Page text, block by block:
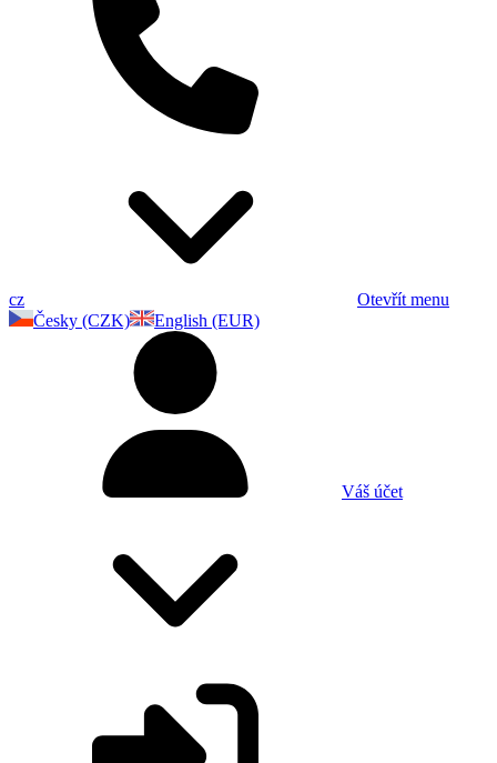
cz
Otevřít menu
Česky (CZK)
English (EUR)
Váš účet